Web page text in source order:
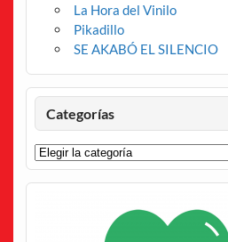
La Hora del Vinilo
Pikadillo
SE AKABÓ EL SILENCIO
Categorías
Categorías